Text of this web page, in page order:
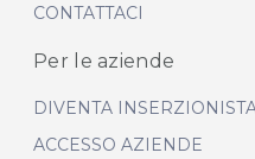
CONTATTACI
Per le aziende
DIVENTA
ACCESSO AZIENDE